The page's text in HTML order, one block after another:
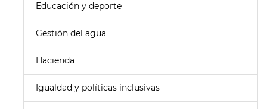
Educación y deporte
Gestión del agua
Hacienda
Igualdad y políticas inclusivas